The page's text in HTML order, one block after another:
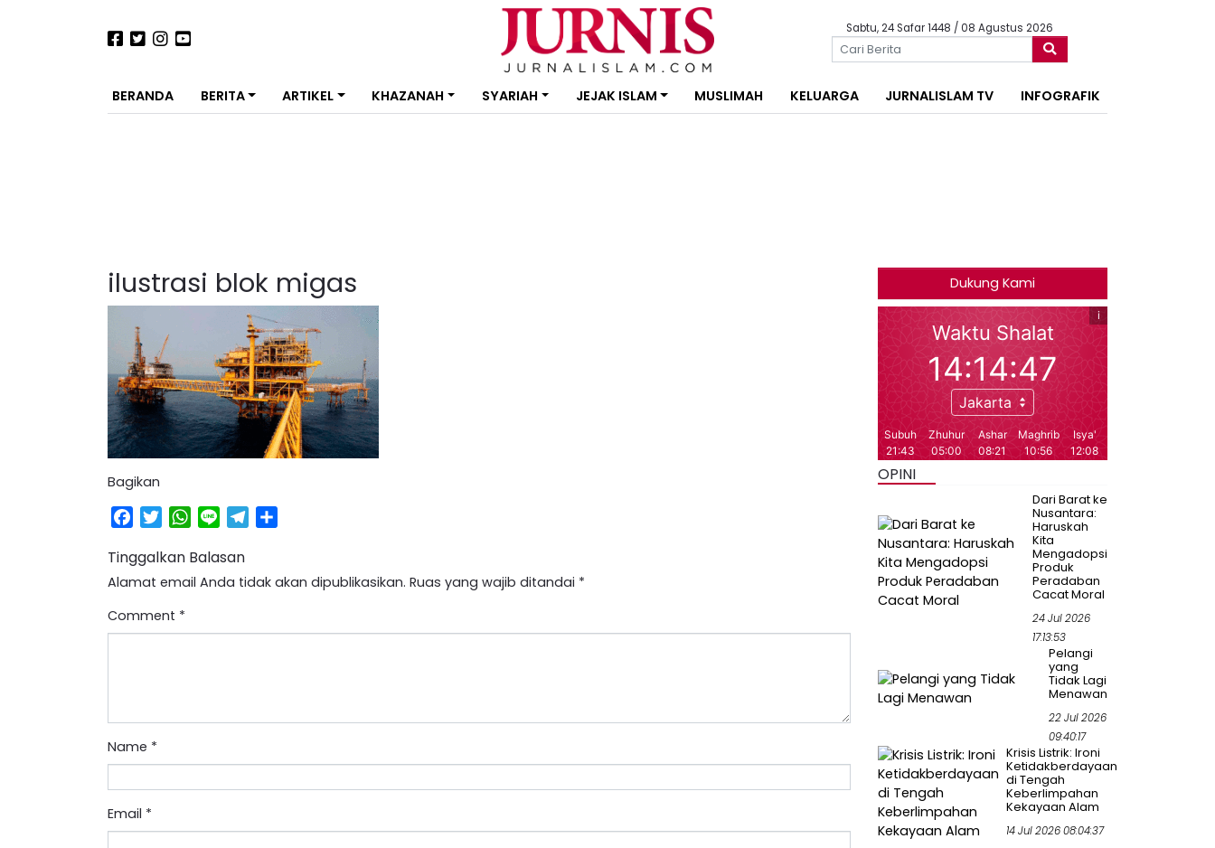
Sabtu, 24 Safar 1448 / 08 Agustus 2026
BERANDA BERITA ARTIKEL KHAZANAH SYARIAH JEJAK ISLAM MUSLIMAH KELUARGA JURNALISLAM TV INFOGRAFIK
ilustrasi blok migas
Bagikan
Facebook
TwitterWhatsApp
Line Telegram
Tinggalkan Balasan
Alamat email Anda tidak akan dipublikasikan. Ruas yang wajib ditandai *
Comment *
Name *
Email *
Dukung Kami
OPINI
Dari Barat ke
Nusantara:
Haruskah
Kita
Mengadopsi
Produk
Peradaban
Cacat Moral
24 Jul 2026
17:13:53
Pelangi
yang
Tidak Lagi
Menawan
22 Jul 2026
09:40:17
Krisis Listrik: Ironi
Ketidakberdayaan
di Tengah
Keberlimpahan
Kekayaan Alam
14 Jul 2026 08:04:37